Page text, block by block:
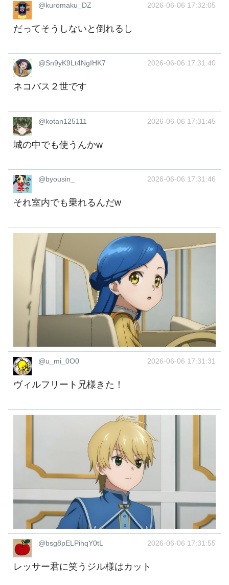
@kuromaku_DZ 2026-06-06 17:32:05
だってそうしないと倒れるし
@Sn9yK9Lt4NgIHK7 2026-06-06 17:31:40
ネコバス２世です
@kotan125111 2026-06-06 17:31:45
城の中でも使うんかw
@byousin_ 2026-06-06 17:31:46
それ室内でも乗れるんだw
@u_mi_0O0 2026-06-06 17:31:31
ヴィルフリート兄様きた！
@bsg8pELPihqY0tL 2026-06-06 17:31:55
レッサー君に笑うジル様はカット